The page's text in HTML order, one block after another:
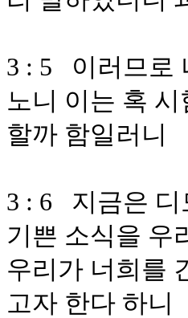
3 : 5 이러므로
노니 이는 혹
할까 함일러니
3 : 6 지금은 디
기쁜 소식을 우
우리가 너희를
고자 한다 하니